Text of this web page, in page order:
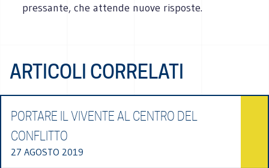
pressante, che attende nuove risposte.
ARTICOLI CORRELATI
PORTARE IL VIVENTE AL CENTRO DEL
CONFLITTO
27 AGOSTO 2019